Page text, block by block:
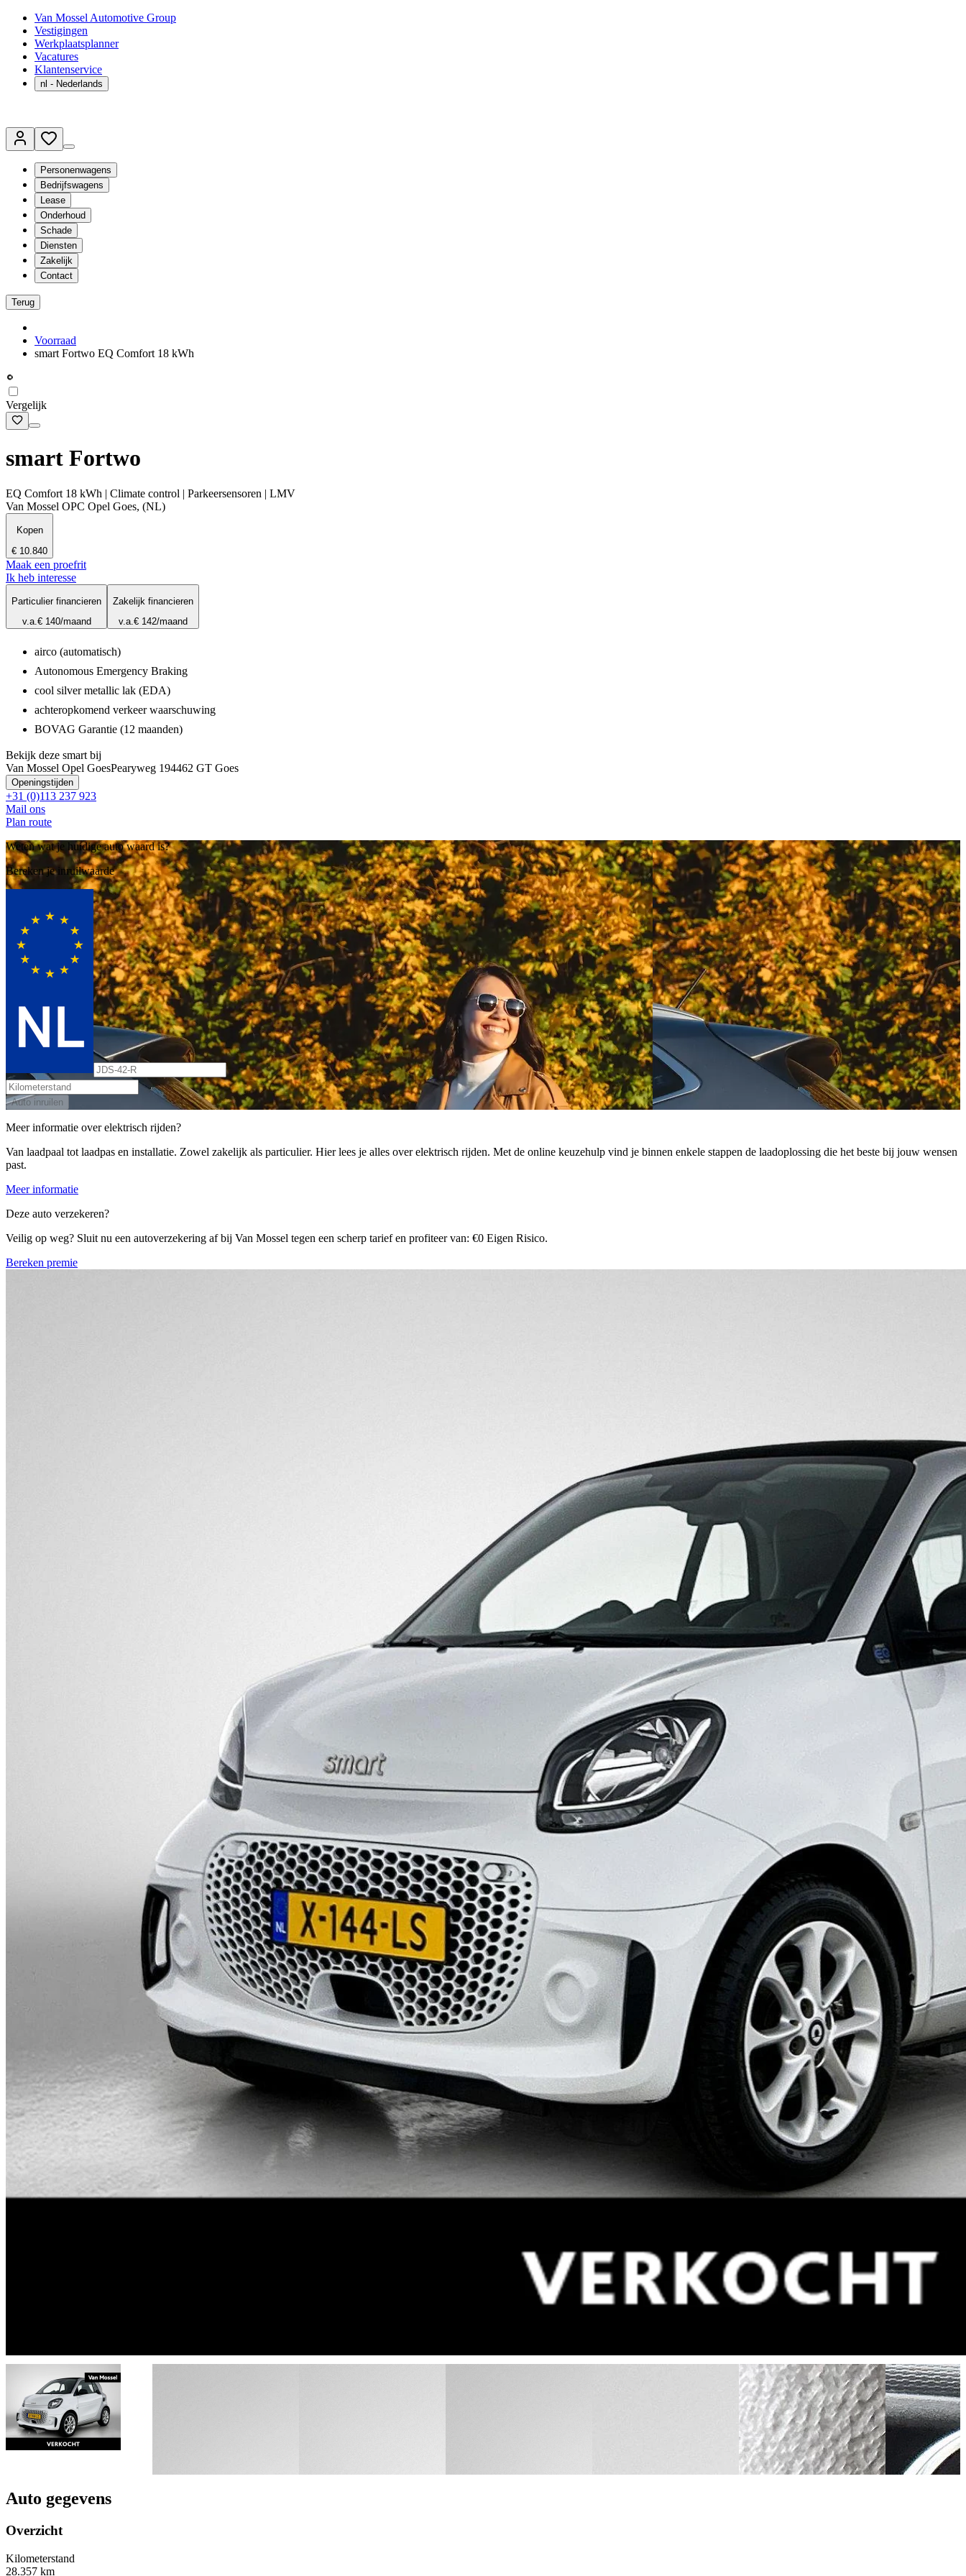
Van Mossel Automotive Group
Vestigingen
Werkplaatsplanner
Vacatures
Klantenservice
nl - Nederlands
Personenwagens
Bedrijfswagens
Lease
Onderhoud
Schade
Diensten
Zakelijk
Contact
Terug
Voorraad
smart Fortwo EQ Comfort 18 kWh
Vergelijk
smart Fortwo
EQ Comfort 18 kWh | Climate control | Parkeersensoren | LMV
Van Mossel OPC Opel Goes, (NL)
Kopen
€ 10.840
Maak een proefrit
Ik heb interesse
Particulier financieren
v.a.€ 140/maand
Zakelijk financieren
v.a.€ 142/maand
airco (automatisch)
Autonomous Emergency Braking
cool silver metallic lak (EDA)
achteropkomend verkeer waarschuwing
BOVAG Garantie (12 maanden)
Bekijk deze smart bij
Van Mossel Opel GoesPearyweg 194462 GT Goes
Openingstijden
+31 (0)113 237 923
Mail ons
Plan route
Weten wat je huidige auto waard is?
Bereken je inruilwaarde
Auto inruilen
Meer informatie over elektrisch rijden?
Van laadpaal tot laadpas en installatie. Zowel zakelijk als particulier. Hier lees je alles over elektrisch rijden. Met de online keuzehulp vind je binnen enkele stappen de laadoplossing die het beste bij jouw wensen
past.
Meer informatie
Deze auto verzekeren?
Veilig op weg? Sluit nu een autoverzekering af bij Van Mossel tegen een scherp tarief en profiteer van: €0 Eigen Risico.
Bereken premie
Auto gegevens
Overzicht
Kilometerstand
28.357 km